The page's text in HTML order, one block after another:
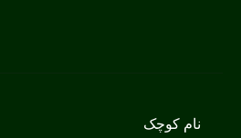
نام کوچک